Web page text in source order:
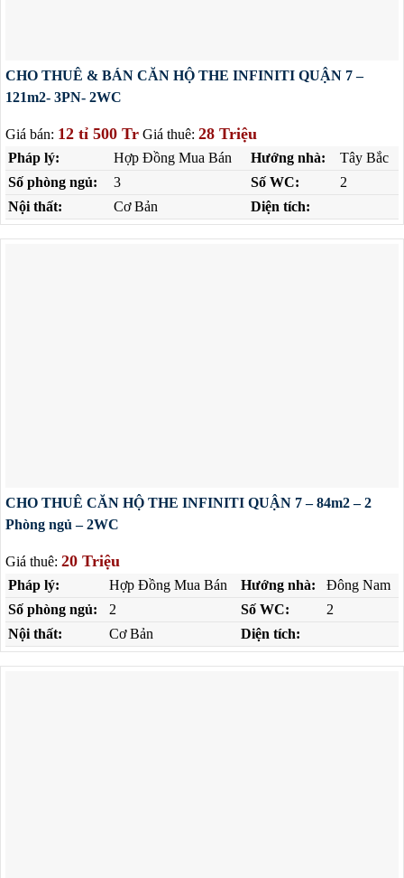
CHO THUÊ & BÁN CĂN HỘ THE INFINITI QUẬN 7 –
121m2- 3PN- 2WC
Giá bán: 12 tỉ 500 Tr Giá thuê: 28 Triệu
Pháp lý: Hợp Đồng Mua Bán Hướng nhà:
Tây Bắc
Số phòng ngủ:
3 Số WC:
2
Nội thất:
Cơ Bản Diện tích:
CHO THUÊ CĂN HỘ THE INFINITI QUẬN 7 – 84m2 – 2
Phòng ngủ – 2WC
Giá thuê: 20 Triệu
Pháp lý: Hợp Đồng Mua Bán Hướng nhà:
Đông Nam
Số phòng ngủ:
2 Số WC:
2
Nội thất:
Cơ Bản Diện tích: